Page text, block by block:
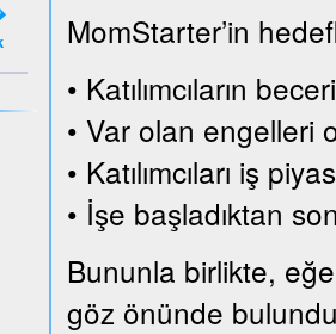
MomStarter’in
• Katılımcıların
• Var olan engelleri
• Katılımcıları iş
• İşe başladıktan
Bununla birlikte,
göz önünde